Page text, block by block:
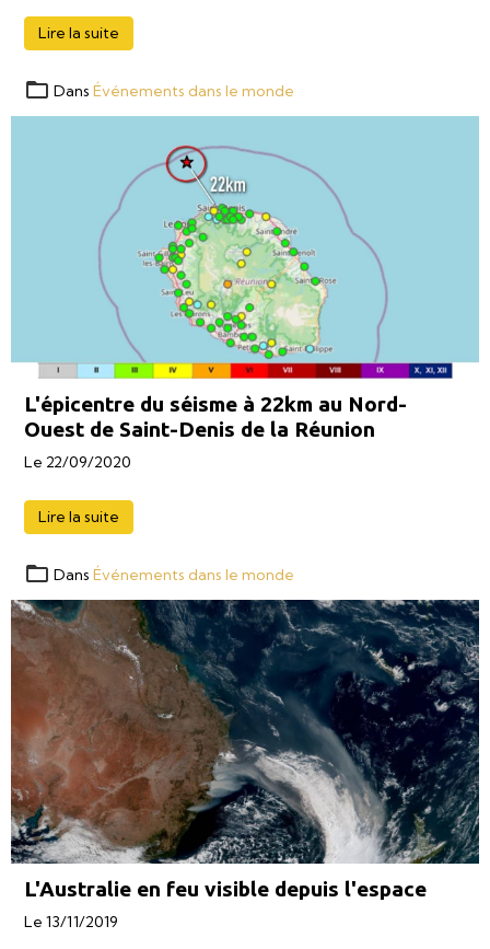
Lire la suite
Dans Événements dans le monde
L'épicentre du séisme à 22km au Nord-
Ouest de Saint-Denis de la Réunion
Le 22/09/2020
Lire la suite
Dans Événements dans le monde
L'Australie en feu visible depuis l'espace
Le 13/11/2019